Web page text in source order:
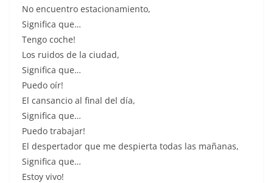
No encuentro estacionamiento,
Significa que…
Tengo coche!
Los ruidos de la ciudad,
Significa que…
Puedo oír!
El cansancio al final del día,
Significa que…
Puedo trabajar!
El despertador que me despierta todas las mañanas,
Significa que…
Estoy vivo!